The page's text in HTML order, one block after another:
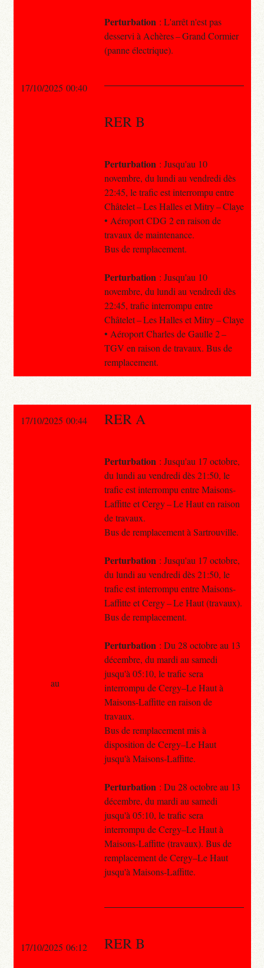
Perturbation : L'arrêt n'est pas
desservi à Achères – Grand Cormier
(panne électrique).
RER B
Perturbation : Jusqu'au 10
novembre, du lundi au vendredi dès
22:45, le trafic est interrompu entre
Châtelet – Les Halles et Mitry – Claye
• Aéroport CDG 2 en raison de
travaux de maintenance.
Bus de remplacement.
Perturbation : Jusqu'au 10
novembre, du lundi au vendredi dès
22:45, trafic interrompu entre
Châtelet – Les Halles et Mitry – Claye
• Aéroport Charles de Gaulle 2 –
TGV en raison de travaux. Bus de
remplacement.
17/10/2025 00:40
17/10/2025 00:44 RER A
Perturbation : Jusqu'au 17 octobre,
du lundi au vendredi dès 21:50, le
trafic est interrompu entre Maisons-
Laffitte et Cergy – Le Haut en raison
de travaux.
Bus de remplacement à Sartrouville.
Perturbation : Jusqu'au 17 octobre,
du lundi au vendredi dès 21:50, le
trafic est interrompu entre Maisons-
Laffitte et Cergy – Le Haut (travaux).
Bus de remplacement.
Perturbation : Du 28 octobre au 13
décembre, du mardi au samedi
jusqu'à 05:10, le trafic sera
interrompu de Cergy–Le Haut à
Maisons-Laffitte en raison de
travaux.
Bus de remplacement mis à
disposition de Cergy–Le Haut
jusqu'à Maisons-Laffitte.
Perturbation : Du 28 octobre au 13
décembre, du mardi au samedi
jusqu'à 05:10, le trafic sera
interrompu de Cergy–Le Haut à
Maisons-Laffitte (travaux). Bus de
remplacement de Cergy–Le Haut
jusqu'à Maisons-Laffitte.
RER B
au
17/10/2025 06:12